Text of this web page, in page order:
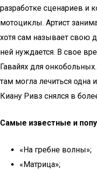
разработке сценариев и
мотоциклы. Артист
хотя сам называет свою
ней нуждается. В свое
Гавайях для
там могла лечиться одна
Киану Ривз снялся в
Самые известные и
«На гребне волны»;
«Матрица»;